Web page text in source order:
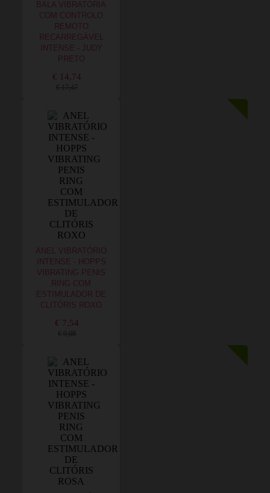
BALA VIBRATÓRIA
COM CONTROLO
REMOTO
RECARREGÁVEL
INTENSE - JUDY
PRETO
€ 14,74
€ 17,47
ANEL VIBRATÓRIO
INTENSE - HOPPS
VIBRATING PENIS
RING COM
ESTIMULADOR DE
CLITÓRIS ROXO
€ 7,54
€ 9,08